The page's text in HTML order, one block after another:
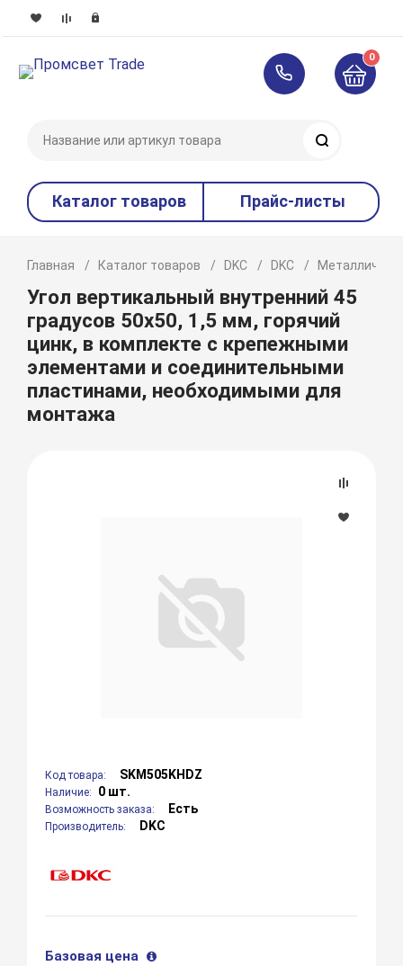
0
Каталог товаров Прайс-листы
Главная Каталог товаров DKC DKC
Угол вертикальный внутренний 45
градусов 50х50, 1,5 мм, горячий
цинк, в комплекте с крепежными
элементами и соединительными
пластинами, необходимыми для
монтажа
Код товара: SKM505KHDZ
Наличие: 0 шт.
Возможность заказа: Есть
Производитель: DKC
Базовая цена